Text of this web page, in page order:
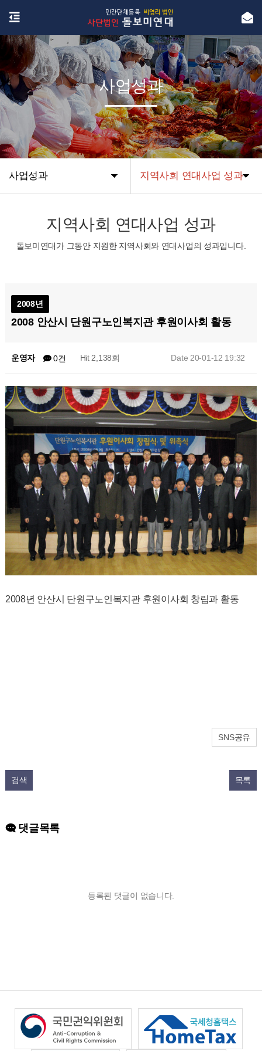
사업성과 지역사회 연대사업 성과
사업성과
지역사회 연대사업 성과
돌보미연대가 그동안 지원한 지역사회와 연대사업의 성과입니다.
2008년
2008 안산시 단원구노인복지관 후원이사회 활동
운영자 0건 Hit 2,138회 Date 20-01-12 19:32
2008년 안산시 단원구노인복지관 후원이사회 창립과 활동
SNS공유
검색 목록
댓글목록
등록된 댓글이 없습니다.